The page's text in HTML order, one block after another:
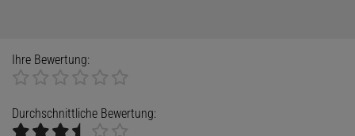
Ihre Bewertung:
Durchschnittliche Bewertung: